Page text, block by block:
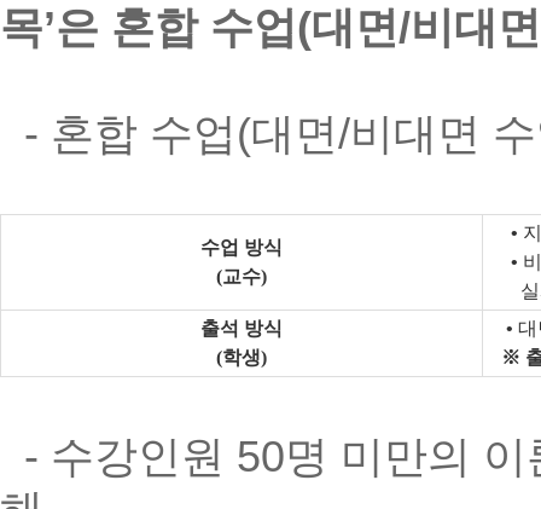
목’은 혼합 수업(대면/비대
- 혼합 수업(대면/비대면
수업 방식
(교수)
•
•
출석 방식
(학생)
•
※
- 수강인원 50명 미만의